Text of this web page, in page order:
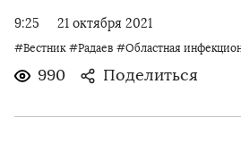
9:25 21 октября 2021
#Вестник #Радаев #Областная
990 Поделиться